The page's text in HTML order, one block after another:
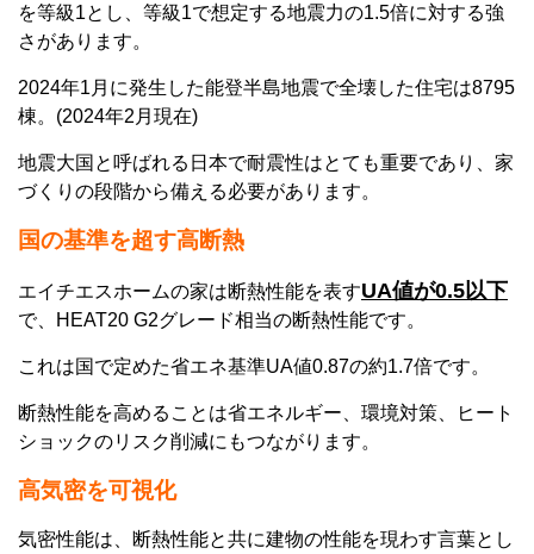
を等級1とし、等級1で想定する地震力の1.5倍に対する強
さがあります。
2024年1月に発生した能登半島地震で全壊した住宅は8795
棟。(2024年2月現在)
地震大国と呼ばれる日本で耐震性はとても重要であり、家
づくりの段階から備える必要があります。
国の基準を超す高断熱
エイチエスホームの家は断熱性能を表すUA値が0.5以下
で、HEAT20 G2グレード相当の断熱性能です。
これは国で定めた省エネ基準UA値0.87の約1.7倍です。
断熱性能を高めることは省エネルギー、環境対策、ヒート
ショックのリスク削減にもつながります。
高気密を可視化
気密性能は、断熱性能と共に建物の性能を現わす言葉とし